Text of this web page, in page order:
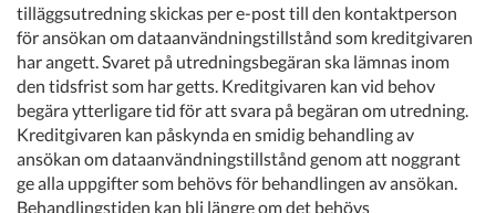
tilläggsutredning skickas per e-post till den kontaktperson
för ansökan om dataanvändningstillstånd som kreditgivaren
har angett. Svaret på utredningsbegäran ska lämnas inom
den tidsfrist som har getts. Kreditgivaren kan vid behov
begära ytterligare tid för att svara på begäran om utredning.
Kreditgivaren kan påskynda en smidig behandling av
ansökan om dataanvändningstillstånd genom att noggrant
ge alla uppgifter som behövs för behandlingen av ansökan.
Behandlingstiden kan bli längre om det behövs